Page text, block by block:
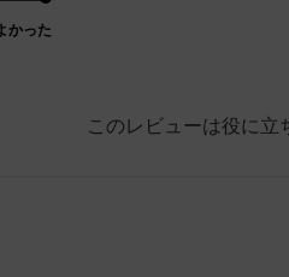
かった
このレビューは役に立